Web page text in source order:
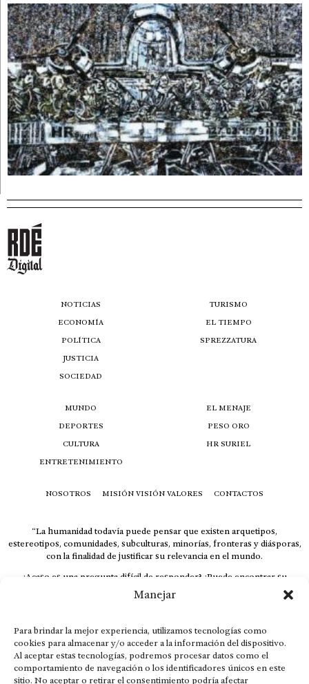
Manejar
Para brindar la mejor experiencia, utilizamos tecnologías como
cookies para almacenar y/o acceder a la información del dispositivo.
Al aceptar estas tecnologías, podremos procesar datos como el
comportamiento de navegación o los identificadores únicos en este
sitio. No aceptar o retirar el consentimiento podría afectar
NOTICIAS
ECONOMÍA
POLÍTICA
JUSTICIA
SOCIEDAD
TURISMO
EL TIEMPO
SPREZZATURA
MUNDO
DEPORTES
CULTURA
ENTRETENIMIENTO
EL MENAJE
PESO ORO
HR SURIEL
NOSOTROS MISIÓN VISIÓN VALORES CONTACTOS
“La humanidad todavía puede pensar que existen arquetipos,
estereotipos, comunidades, subculturas, minorías, fronteras y diásporas,
con la finalidad de justificar su relevancia en el mundo.
¿Acaso es una pregunta difícil de responder? ¿Puede encontrar su
respuesta al instante, otorgando al receptor cuestionado espacio y
velocidad suficiente para responder correctamente? De no ser así, el que
El concepto de familia no está limitado exclusivamente a la sangre; seres
que surgen en nuestro diario vivir suelen pesar más que los
emparentados. Más bien, el apego de estas dos versiones de seres
queridos mueve ideales provenientes de sus vivencias.